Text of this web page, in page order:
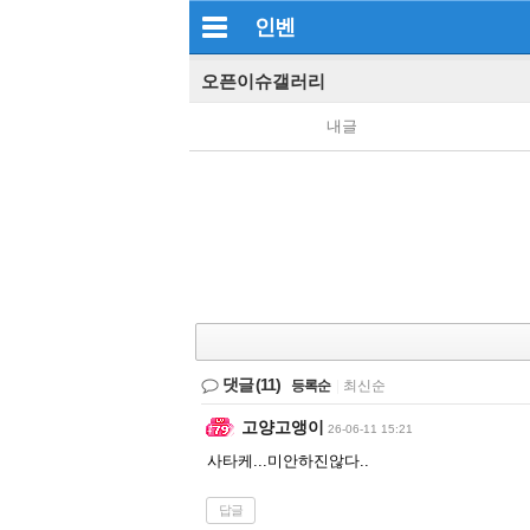
인벤
오픈이슈갤러리
내글
댓글(11) 등록순 최신순
고양고앵이 26-06-11 15:21
사타케...미안하진않다..
답글